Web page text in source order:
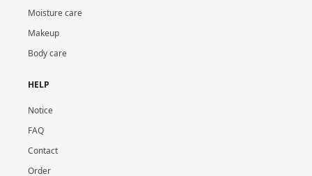
Moisture care
Makeup
Body care
HELP
Notice
FAQ
Contact
Order